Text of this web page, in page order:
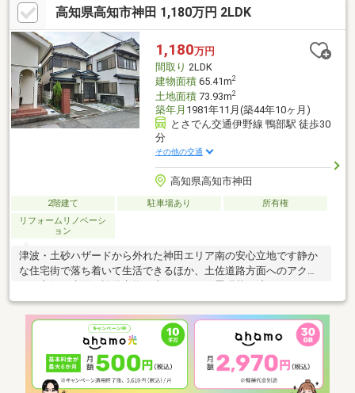
高知県高知市神田 1,180万円 2LDK
1,180万円
間取り 2LDK
建物面積65.41m2
土地面積73.93m2
築年月 1981年11月(築44年10ヶ月)
とさでん交通伊野線 鴨部駅 徒歩30
分
その他の交通
高知県高知市神田
2階建て 駐車場あり
所有権
リフォームリノベーシ
ョン
津波・土砂ハザードから外れた神田エリア南の安心立地です静か
な住宅街で落ち着いて生活できるほか、土佐道路方面へのアクセ
ぐに入居できます♪